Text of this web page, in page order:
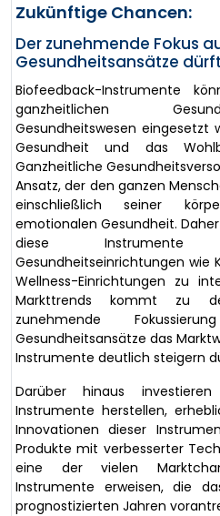
Zukünftige Chancen:
Der zunehmende Fokus
Gesundheitsansätze
Biofeedback-Instrumente
ganzheitlichen
Gesundheitswesen eingesetzt
Gesundheit und das
Ganzheitliche
Ansatz, der den ganzen
einschließlich seiner
emotionalen Gesundheit.
diese Instrumente
Gesundheitseinrichtungen wie
Wellness-Einrichtungen zu
Markttrends kommt zu
zunehmende
Gesundheitsansätze das
Instrumente deutlich steigern
Darüber hinaus
Instrumente herstellen,
Innovationen dieser
Produkte mit verbesserter
eine der vielen
Instrumente erweisen, die
prognostizierten Jahren